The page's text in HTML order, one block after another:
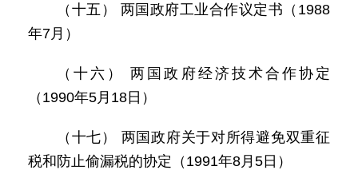
（十五） 两国政府工业合作议定书（1988
年7月）
（十六） 两国政府经济技术合作协定
（1990年5月18日）
（十七） 两国政府关于对所得避免双重征
税和防止偷漏税的协定（1991年8月5日）